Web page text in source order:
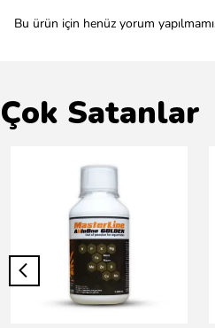
Bu ürün için henüz yorum
Çok Satanlar